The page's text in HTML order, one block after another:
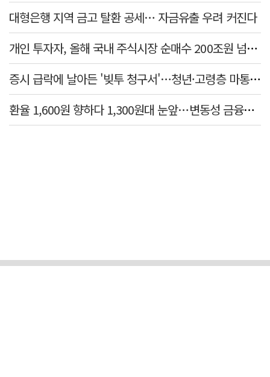
대형은행 지역 금고 탈환 공세… 자금유출 우려 커진다
개인 투자자, 올해 국내 주식시장 순매수 200조원 넘었다
증시 급락에 날아든 '빚투 청구서'…청년·고령층 마통 연체↑
환율 1,600원 향하다 1,300원대 눈앞…변동성 금융위기 후 최고